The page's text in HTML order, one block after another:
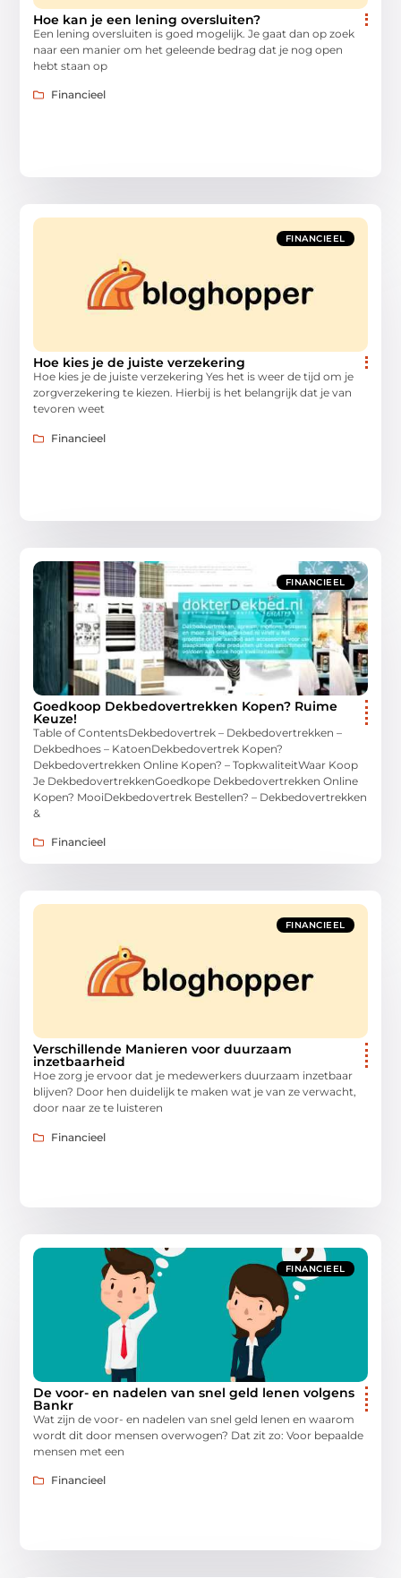
Hoe kan je een lening oversluiten?
Een lening oversluiten is goed mogelijk. Je gaat dan op zoek
naar een manier om het geleende bedrag dat je nog open
hebt staan op
Financieel
FINANCIEEL
Hoe kies je de juiste verzekering
Hoe kies je de juiste verzekering Yes het is weer de tijd om je
zorgverzekering te kiezen. Hierbij is het belangrijk dat je van
tevoren weet
Financieel
FINANCIEEL
Goedkoop Dekbedovertrekken Kopen? Ruime
Keuze!
Table of ContentsDekbedovertrek – Dekbedovertrekken –
Dekbedhoes – KatoenDekbedovertrek Kopen?
Dekbedovertrekken Online Kopen? – TopkwaliteitWaar Koop
Je DekbedovertrekkenGoedkope Dekbedovertrekken Online
Kopen? MooiDekbedovertrek Bestellen? – Dekbedovertrekken
&
Financieel
FINANCIEEL
Verschillende Manieren voor duurzaam
inzetbaarheid
Hoe zorg je ervoor dat je medewerkers duurzaam inzetbaar
blijven? Door hen duidelijk te maken wat je van ze verwacht,
door naar ze te luisteren
Financieel
FINANCIEEL
De voor- en nadelen van snel geld lenen volgens
Bankr
Wat zijn de voor- en nadelen van snel geld lenen en waarom
wordt dit door mensen overwogen? Dat zit zo: Voor bepaalde
mensen met een
Financieel